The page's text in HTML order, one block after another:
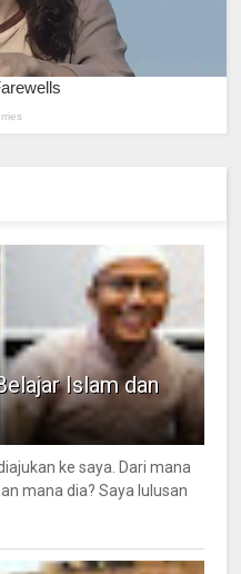
Islam dan
ke saya. Dari mana
mana dia? Saya lulusan